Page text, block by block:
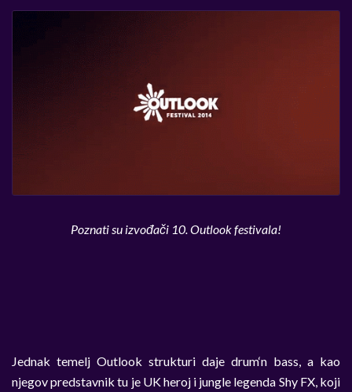
Poznati su izvođači 10. Outlook festivala!
Jednak temelj Outlook strukturi daje drum‘n bass, a kao
njegov predstavnik tu je UK heroj i jungle legenda Shy FX, koji